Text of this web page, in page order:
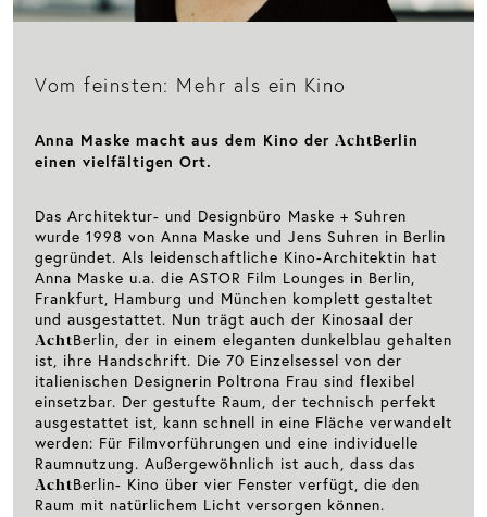
Vom feinsten: Mehr als ein Kino
Anna Maske macht aus dem Kino der AchtBerlin
einen vielfältigen Ort.
Das Architektur- und Designbüro Maske + Suhren
wurde 1998 von Anna Maske und Jens Suhren in Berlin
gegründet. Als leidenschaftliche Kino-Architektin hat
Anna Maske u.a. die ASTOR Film Lounges in Berlin,
Frankfurt, Hamburg und München komplett gestaltet
und ausgestattet. Nun trägt auch der Kinosaal der
AchtBerlin, der in einem eleganten dunkelblau gehalten
ist, ihre Handschrift. Die 70 Einzelsessel von der
italienischen Designerin Poltrona Frau sind flexibel
einsetzbar. Der gestufte Raum, der technisch perfekt
ausgestattet ist, kann schnell in eine Fläche verwandelt
werden: Für Filmvorführungen und eine individuelle
Raumnutzung. Außergewöhnlich ist auch, dass das
AchtBerlin- Kino über vier Fenster verfügt, die den
Raum mit natürlichem Licht versorgen können.